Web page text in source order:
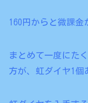
160円からと微課金
まとめて一度にた
方が、虹ダイヤ1